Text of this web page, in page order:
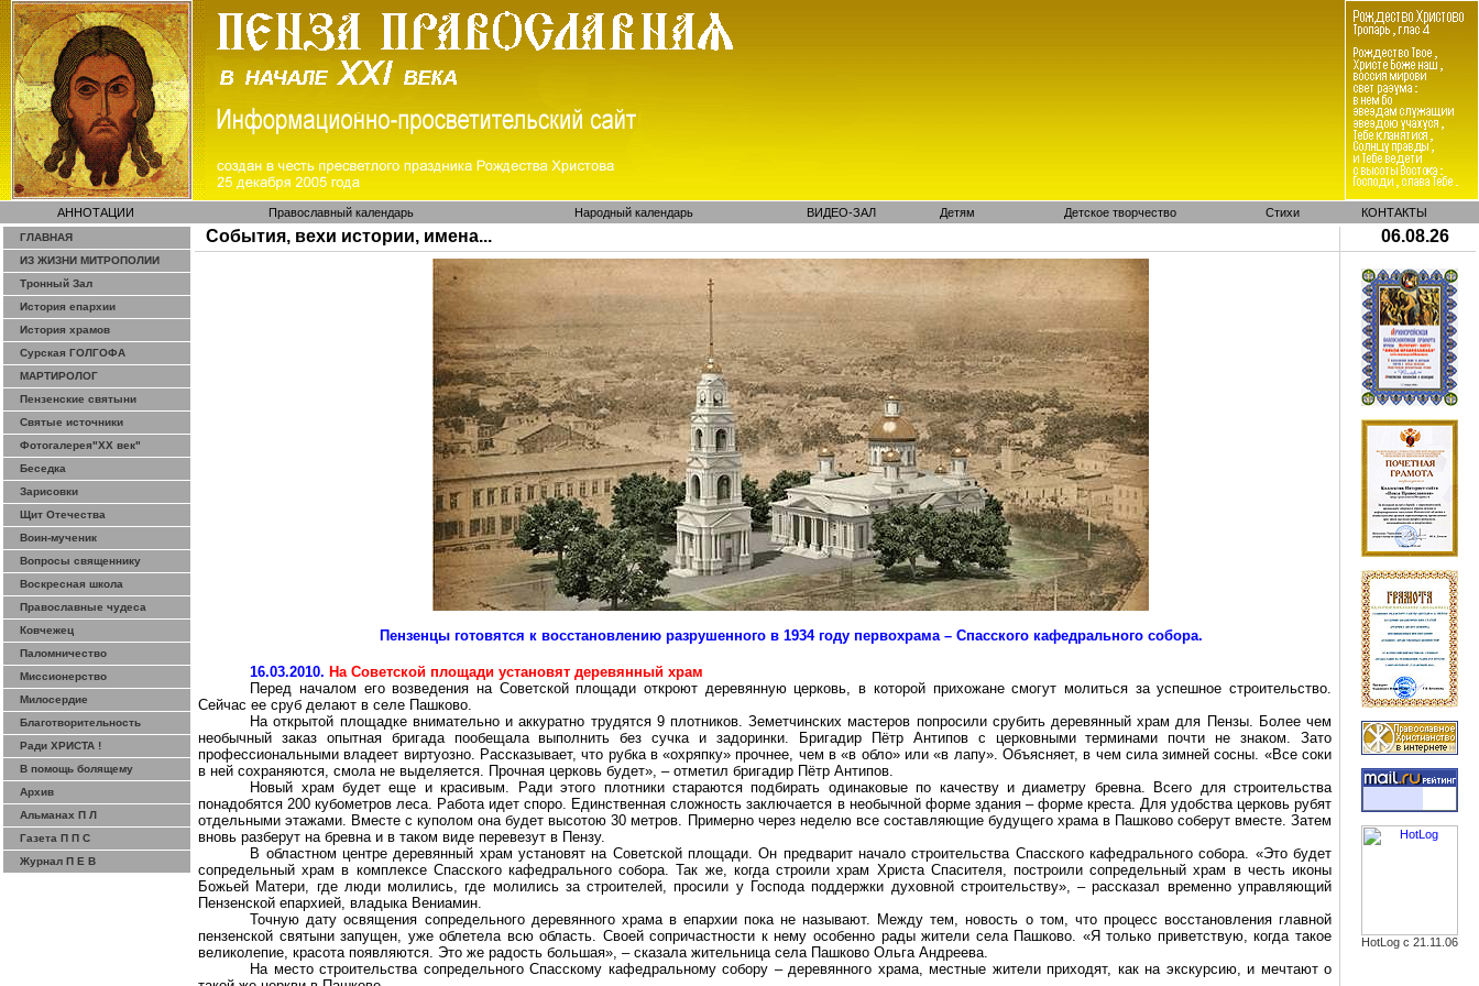
АННОТАЦИИ Православный календарь Народный календарь ВИДЕО-ЗАЛ Детям Детское творчество Стихи КОНТАКТЫ
ГЛАВНАЯ
ИЗ ЖИЗНИ МИТРОПОЛИИ
Тронный Зал
История епархии
История храмов
Сурская ГОЛГОФА
МАРТИРОЛОГ
Пензенские святыни
Святые источники
Фотогалерея"ХХ век"
Беседка
Зарисовки
Щит Отечества
Воин-мученик
Вопросы священнику
Воскресная школа
Православные чудеса
Ковчежец
Паломничество
Миссионерство
Милосердие
Благотворительность
Ради ХРИСТА !
В помощь болящему
Архив
Альманах П Л
Газета П П С
Журнал П Е В
События, вехи истории, имена... 06.08.26
Пензенцыготовятся к восстановлению разрушенного в 1934 году первохрама– Спасского кафедрального собора.
16.03.2010. На Советской площади установят деревянный храм
Перед началом его возведения на Советской площади откроют деревянную церковь, в которой прихожане смогут молиться за успешное строительство.
Сейчас ее сруб делают в селе Пашково.
На открытой площадке внимательно и аккуратно трудятся 9 плотников.Земетчинских мастеров попросили срубить деревянный храм для Пензы. Более чем
необычный заказ опытная бригада пообещала выполнить без сучка и задоринки. Бригадир Пётр Антипов с церковными терминами почти не знаком. Зато
профессиональными владеет виртуозно. Рассказывает, что рубка в «охряпку» прочнее, чем в «в обло» или «в лапу». Объясняет, в чем сила зимней сосны. «Все соки
в ней сохраняются, смола не выделяется. Прочная церковь будет», – отметил бригадир Пётр Антипов.
Новый храм будет еще и красивым. Ради этого плотники стараются подбирать одинаковые по качеству и диаметру бревна. Всего для строительства
понадобятся 200 кубометров леса. Работа идетспоро. Единственная сложность заключается в необычной форме здания – форме креста. Для удобства церковь рубят
отдельными этажами. Вместе с куполом она будет высотою30 метров. Примерно через неделю все составляющие будущего храма в Пашково соберут вместе. Затем
вновь разберут на бревна и в таком виде перевезут в Пензу.
В областном центре деревянный храм установят на Советской площади. Он предварит начало строительства Спасского кафедрального собора. «Это будет
сопредельный храм в комплексе Спасского кафедрального собора. Так же, когда строили храм Христа Спасителя, построили сопредельный храм в честь иконы
Божьей Матери, где люди молились, где молились за строителей, просили у Господа поддержки духовной строительству», – рассказал временно управляющий
Пензенской епархией, владыка Вениамин.
Точную дату освящения сопредельного деревянного храма в епархии пока не называют. Между тем, новость о том, что процесс восстановления главной
пензенской святыни запущен, уже облетела всю область. Своей сопричастности к нему особенно рады жители села Пашково. «Я только приветствую, когда такое
великолепие, красота появляются. Это же радость большая», – сказала жительница села Пашково Ольга Андреева.
На место строительства сопредельного Спасскому кафедральному собору – деревянного храма, местные жители приходят, как на экскурсию, и мечтают о
HotLog с 21.11.06